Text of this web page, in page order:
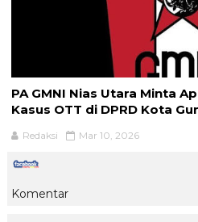
PA GMNI Nias Utara Minta
Kasus OTT di DPRD Kota
Redaksi Mar 10, 2026
Komentar